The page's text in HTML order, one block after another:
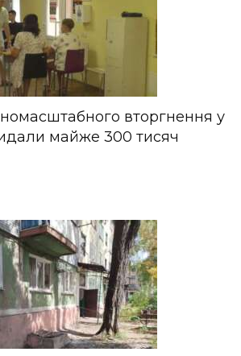
вторгнення у
майже 300 тисяч